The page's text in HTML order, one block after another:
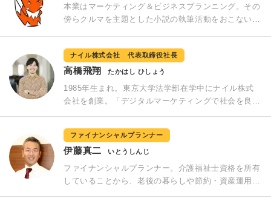
立。食費や通信費など身の回りの節約術やライフプラ
ンを見据えたお金の管理運用のアドバイスなどを執
安、解消します（共著）』など多数。
本業はマーケティング＆ビジネスプランニング。その
傍らクルマを主題とした小説の執筆活動をおこない、
マ好きになり、「クルマは小さくてシンプルなほど面
白い」との信条から、現在は古くて小さな大衆車（チ
ンクエチェント、2CV、他）を所有。
ナイル株式会社 代表取締役社長
高橋飛翔 たかはし ひしょう
1985年生まれ。東京大学法学部在学中にナイル株式
会社を創業。「デジタルマーケティングで社会を良く
業を展開。2018年より新規事業でモビリティ領域に
参入。オンラインで申込が完結する個人向けの車のサ
ブスクリプションサービス「おトクにマイカー 定額
カルモくん」を展開、事業を拡大している。また、自
身ではMaaS（Mobility as a Service）をはじめとす
ファイナンシャルプランナー
伊藤真二 いとうしんじ
ファイナンシャルプランナー。介護福祉士資格を所有
していることから、老後の暮らしや節約・資産運用な